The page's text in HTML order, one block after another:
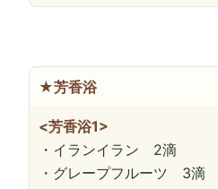
★芳香浴
<芳香浴1>
・イランイラン 2滴
・グレープフルーツ 3滴